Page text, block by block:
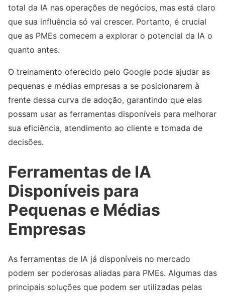
total da IA nas operações de negócios, mas está claro
que sua influência só vai crescer. Portanto, é crucial
que as PMEs comecem a explorar o potencial da IA o
quanto antes.
O treinamento oferecido pelo Google pode ajudar as
pequenas e médias empresas a se posicionarem à
frente dessa curva de adoção, garantindo que elas
possam usar as ferramentas disponíveis para melhorar
sua eficiência, atendimento ao cliente e tomada de
decisões.
Ferramentas de IA
Disponíveis para
Pequenas e Médias
Empresas
As ferramentas de IA já disponíveis no mercado
podem ser poderosas aliadas para PMEs. Algumas das
principais soluções que podem ser utilizadas pelas